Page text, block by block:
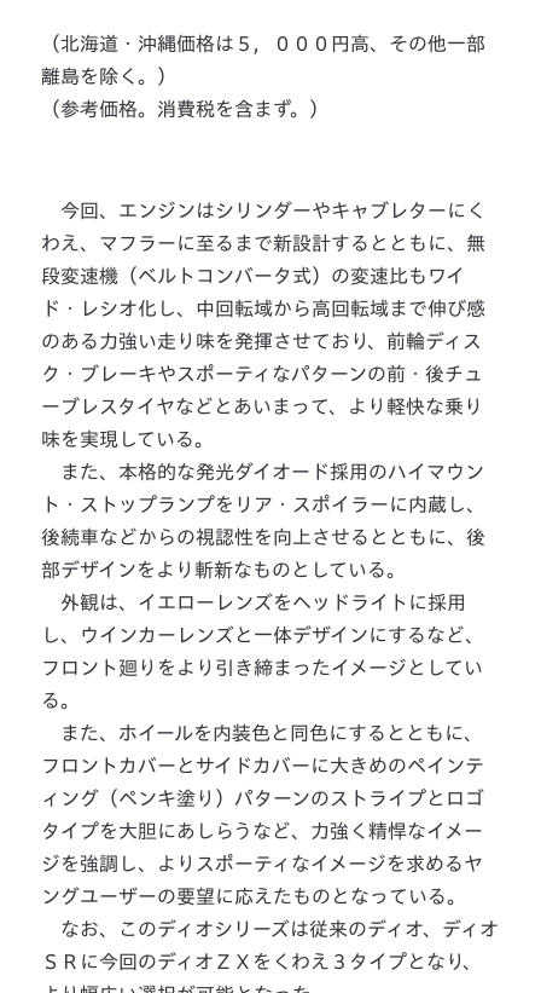
（北海道・沖縄価格は５，０００円高、その他一部
離島を除く。）
（参考価格。消費税を含まず。）
今回、エンジンはシリンダーやキャブレターにく
わえ、マフラーに至るまで新設計するとともに、無
段変速機（ベルトコンバータ式）の変速比もワイ
ド・レシオ化し、中回転域から高回転域まで伸び感
のある力強い走り味を発揮させており、前輪ディス
ク・ブレーキやスポーティなパターンの前・後チュ
ーブレスタイヤなどとあいまって、より軽快な乗り
味を実現している。
また、本格的な発光ダイオード採用のハイマウン
ト・ストップランプをリア・スポイラーに内蔵し、
後続車などからの視認性を向上させるとともに、後
部デザインをより斬新なものとしている。
外観は、イエローレンズをヘッドライトに採用
し、ウインカーレンズと一体デザインにするなど、
フロント廻りをより引き締まったイメージとしてい
る。
また、ホイールを内装色と同色にするとともに、
フロントカバーとサイドカバーに大きめのペインテ
ィング（ペンキ塗り）パターンのストライプとロゴ
タイプを大胆にあしらうなど、力強く精悍なイメー
ジを強調し、よりスポーティなイメージを求めるヤ
ングユーザーの要望に応えたものとなっている。
なお、このディオシリーズは従来のディオ、ディオ
ＳＲに今回のディオＺＸをくわえ３タイプとなり、